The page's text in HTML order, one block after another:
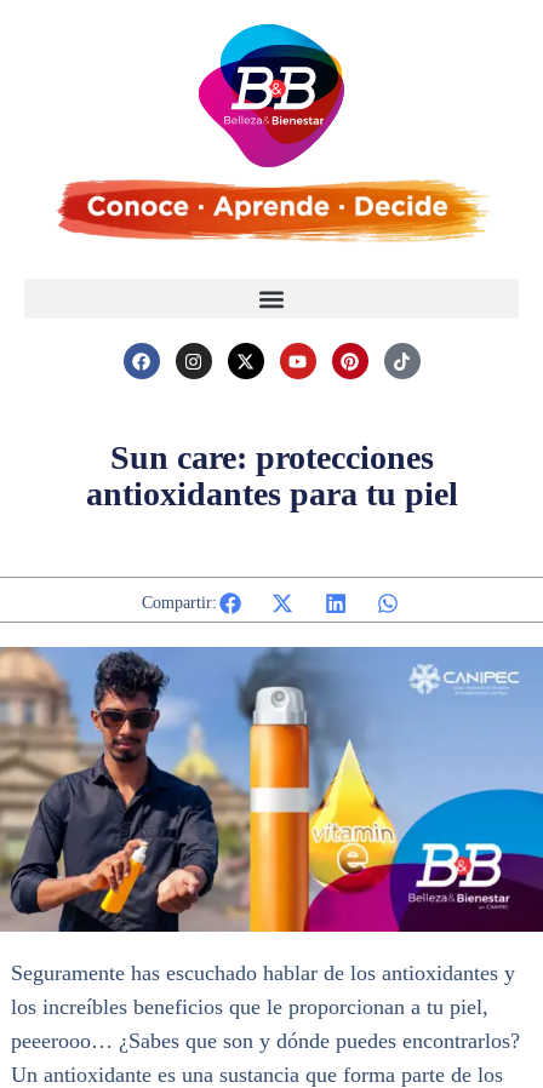
Sun care: protecciones
antioxidantes para tu piel
Compartir:
Seguramente has escuchado hablar de los antioxidantes y
los increíbles beneficios que le proporcionan a tu piel,
peeerooo… ¿Sabes que son y dónde puedes encontrarlos?
Un antioxidante es una sustancia que forma parte de los